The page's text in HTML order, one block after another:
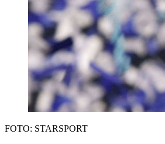
FOTO: STARSPORT